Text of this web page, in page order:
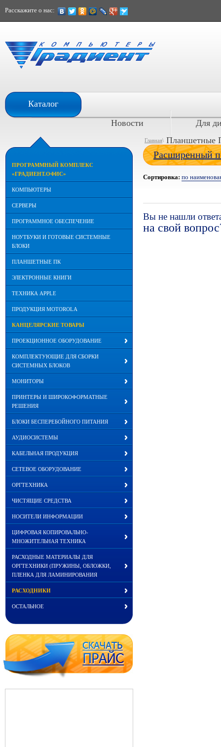
Расскажите о нас:
Каталог
Новости
Для
ПРОГРАММНЫЙ КОМПЛЕКС
«ГРАДИЕНТ.ОФИС»
КОМПЬЮТЕРЫ
СЕРВЕРЫ
ПРОГРАММНОЕ ОБЕСПЕЧЕНИЕ
НОУТБУКИ И ГОТОВЫЕ СИСТЕМНЫЕ
БЛОКИ
ПЛАНШЕТНЫЕ ПК
ЭЛЕКТРОННЫЕ КНИГИ
ТЕХНИКА APPLE
ПРОДУКЦИЯ MOTOROLA
КАНЦЕЛЯРСКИЕ ТОВАРЫ
ПРОЕКЦИОННОЕ ОБОРУДОВАНИЕ
КОМПЛЕКТУЮЩИЕ ДЛЯ СБОРКИ
СИСТЕМНЫХ БЛОКОВ
МОНИТОРЫ
ПРИНТЕРЫ И ШИРОКОФОРМАТНЫЕ
РЕШЕНИЯ
БЛОКИ БЕСПЕРЕБОЙНОГО ПИТАНИЯ
АУДИОСИСТЕМЫ
КАБЕЛЬНАЯ ПРОДУКЦИЯ
СЕТЕВОЕ ОБОРУДОВАНИЕ
ОРГТЕХНИКА
ЧИСТЯЩИЕ СРЕДСТВА
НОСИТЕЛИ ИНФОРМАЦИИ
ЦИФРОВАЯ КОПИРОВАЛЬНО-
МНОЖИТЕЛЬНАЯ ТЕХНИКА
РАСХОДНЫЕ МАТЕРИАЛЫ ДЛЯ
ОРГТЕХНИКИ (ПРУЖИНЫ, ОБЛОЖКИ,
ПЛЕНКА ДЛЯ ЛАМИНИРОВАНИЯ
РАСХОДНИКИ
ОСТАЛЬНОЕ
Главная\ Планшетные
Расширенный
Сортировка: по
Вы не нашли
на свой